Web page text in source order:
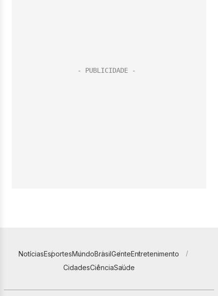
NotíciasEsportesMundoBrasilGenteEntretenimento
CidadesCiênciaSaúde